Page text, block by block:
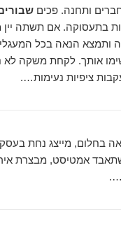
ותחנה. פכים
בתעסוקה. אם תשתה יין
ותמצא הנאה בכל
אותך. לקחת משקה לא
ציפיות נעימות….
בחלום, מייצג נחת
אמטיסט, מבצרת